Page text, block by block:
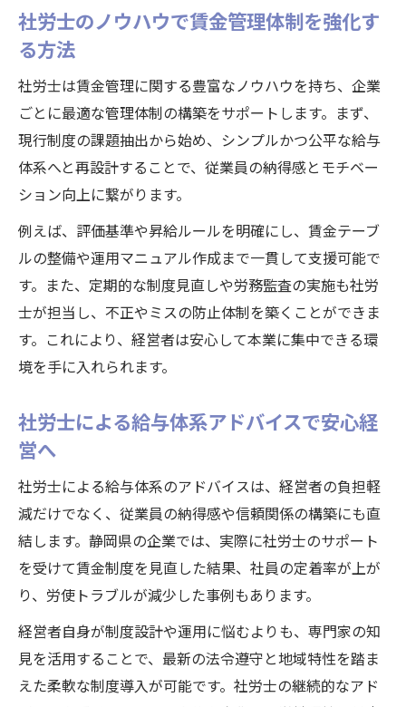
社労士のノウハウで賃金管理体制を強化す
る方法
社労士は賃金管理に関する豊富なノウハウを持ち、企業
ごとに最適な管理体制の構築をサポートします。まず、
現行制度の課題抽出から始め、シンプルかつ公平な給与
体系へと再設計することで、従業員の納得感とモチベー
ション向上に繋がります。
例えば、評価基準や昇給ルールを明確にし、賃金テーブ
ルの整備や運用マニュアル作成まで一貫して支援可能で
す。また、定期的な制度見直しや労務監査の実施も社労
士が担当し、不正やミスの防止体制を築くことができま
す。これにより、経営者は安心して本業に集中できる環
境を手に入れられます。
社労士による給与体系アドバイスで安心経
営へ
社労士による給与体系のアドバイスは、経営者の負担軽
減だけでなく、従業員の納得感や信頼関係の構築にも直
結します。静岡県の企業では、実際に社労士のサポート
を受けて賃金制度を見直した結果、社員の定着率が上が
り、労使トラブルが減少した事例もあります。
経営者自身が制度設計や運用に悩むよりも、専門家の知
見を活用することで、最新の法令遵守と地域特性を踏ま
えた柔軟な制度導入が可能です。社労士の継続的なアド